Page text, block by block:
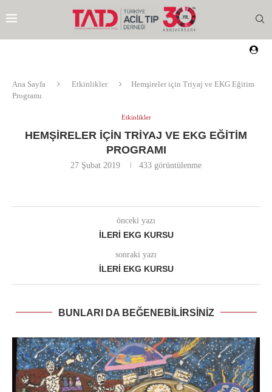
Ana Sayfa Etkinlikler
Hemşireler için Triyaj ve EKG Eğitim
Programı
Etkinlikler
HEMŞIRELER IÇIN TRIYAJ VE EKG EĞITIM
PROGRAMI
27 Şubat 2019 433 görüntülenme
önceki yazı
İLERI EKG KURSU
sonraki yazı
İLERI EKG KURSU
BUNLARI DA BEĞENEBILIRSINIZ